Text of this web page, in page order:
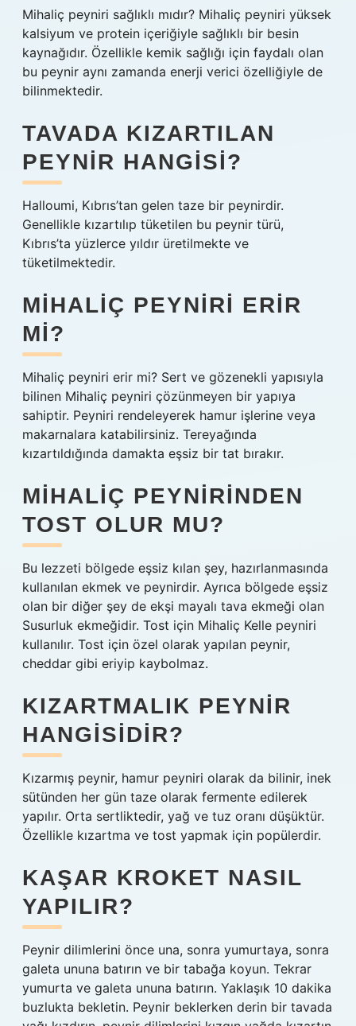
Mihaliç peyniri sağlıklı mıdır? Mihaliç peyniri yüksek
kalsiyum ve protein içeriğiyle sağlıklı bir besin
kaynağıdır. Özellikle kemik sağlığı için faydalı olan
bu peynir aynı zamanda enerji verici özelliğiyle de
bilinmektedir.
TAVADA KIZARTILAN
PEYNIR HANGISI?
Halloumi, Kıbrıs’tan gelen taze bir peynirdir.
Genellikle kızartılıp tüketilen bu peynir türü,
Kıbrıs’ta yüzlerce yıldır üretilmekte ve
tüketilmektedir.
MIHALIÇ PEYNIRI ERIR
MI?
Mihaliç peyniri erir mi? Sert ve gözenekli yapısıyla
bilinen Mihaliç peyniri çözünmeyen bir yapıya
sahiptir. Peyniri rendeleyerek hamur işlerine veya
makarnalara katabilirsiniz. Tereyağında
kızartıldığında damakta eşsiz bir tat bırakır.
MIHALIÇ PEYNIRINDEN
TOST OLUR MU?
Bu lezzeti bölgede eşsiz kılan şey, hazırlanmasında
kullanılan ekmek ve peynirdir. Ayrıca bölgede eşsiz
olan bir diğer şey de ekşi mayalı tava ekmeği olan
Susurluk ekmeğidir. Tost için Mihaliç Kelle peyniri
kullanılır. Tost için özel olarak yapılan peynir,
cheddar gibi eriyip kaybolmaz.
KIZARTMALIK PEYNIR
HANGISIDIR?
Kızarmış peynir, hamur peyniri olarak da bilinir, inek
sütünden her gün taze olarak fermente edilerek
yapılır. Orta sertliktedir, yağ ve tuz oranı düşüktür.
Özellikle kızartma ve tost yapmak için popülerdir.
KAŞAR KROKET NASIL
YAPILIR?
Peynir dilimlerini önce una, sonra yumurtaya, sonra
galeta ununa batırın ve bir tabağa koyun. Tekrar
yumurta ve galeta ununa batırın. Yaklaşık 10 dakika
buzlukta bekletin. Peynir beklerken derin bir tavada